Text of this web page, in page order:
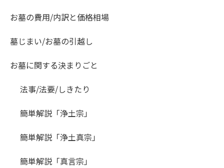
お墓の費用/内訳と価格相場
墓じまい/お墓の引越し
お墓に関する決まりごと
法事/法要/しきたり
簡単解説「浄土宗」
簡単解説「浄土真宗」
簡単解説「真言宗」